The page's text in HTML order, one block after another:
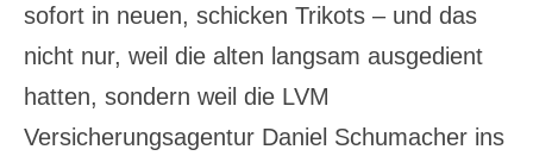
sofort in neuen, schicken Trikots – und das
nicht nur, weil die alten langsam ausgedient
hatten, sondern weil die LVM
Versicherungsagentur Daniel Schumacher ins